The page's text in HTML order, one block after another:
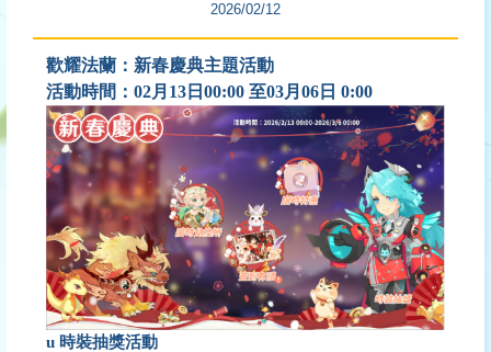
2026/02/12
歡耀法蘭： 新春慶典主題活動
活動時間： 02月13日 00:00 至03月06日 0:00
u 時裝抽獎活動